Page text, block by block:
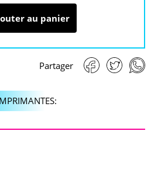
au panier
Partager